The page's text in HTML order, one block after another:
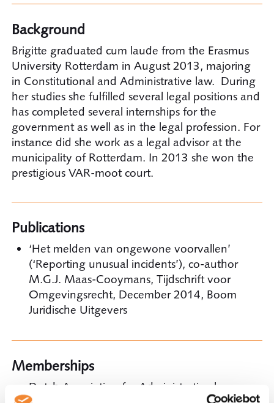
Background
Brigitte graduated cum laude from the Erasmus
University Rotterdam in August 2013, majoring
in Constitutional and Administrative law. During
her studies she fulfilled several legal positions and
has completed several internships for the
government as well as in the legal profession. For
instance did she work as a legal advisor at the
municipality of Rotterdam. In 2013 she won the
prestigious VAR-moot court.
Publications
‘Het melden van ongewone voorvallen’
(‘Reporting unusual incidents’), co-author
M.G.J. Maas-Cooymans, Tijdschrift voor
Omgevingsrecht, December 2014, Boom
Juridische Uitgevers
Memberships
Dutch Association for Administrative law